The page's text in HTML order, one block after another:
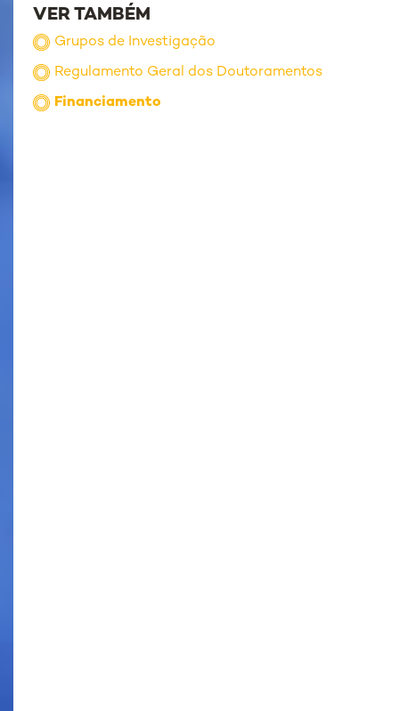
VER TAMBÉM
Grupos de Investigação
Regulamento Geral dos Doutoramentos
Financiamento